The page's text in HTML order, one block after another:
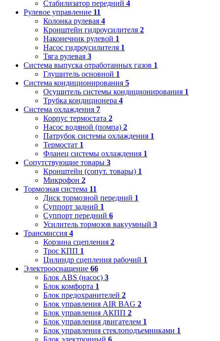
Стабилизатор передний 4
Рулевое управление 11
Колонка рулевая 4
Кронштейн гидроусилителя 2
Наконечник рулевой 1
Насос гидроусилителя 1
Тяга рулевая 3
Система выпуска отработанных газов 1
Глушитель основной 1
Система кондиционирования 5
Осушитель системы кондиционирования 1
Трубка кондиционера 4
Система охлаждения 7
Корпус термостата 2
Насос водяной (помпа) 2
Патрубок системы охлаждения 1
Термостат 1
Фланец системы охлаждения 1
Сопутствующие товары 3
Кронштейн (сопут. товары) 1
Микрофон 2
Тормозная система 11
Диск тормозной передний 1
Суппорт задний 1
Суппорт передний 6
Усилитель тормозов вакуумный 3
Трансмиссия 4
Корзина сцепления 2
Трос КПП 1
Цилиндр сцепления рабочий 1
Электрооснащение 66
Блок ABS (насос) 3
Блок комфорта 1
Блок предохранителей 2
Блок управления AIR BAG 2
Блок управления АКПП 2
Блок управления двигателем 1
Блок управления стеклоподъемниками 1
Блок электронный 6